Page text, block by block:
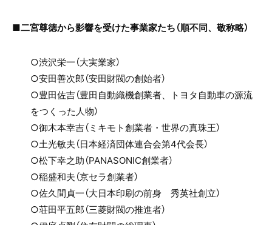
■二宮尊徳から影響を受けた事業家たち（順不同、敬称略）
○渋沢栄一（大実業家）
○安田善次郎（安田財閥の創始者）
○豊田佐吉（豊田自動織機創業者、
トヨタ自動車の源流
をつくった人物）
○御木本幸吉（ミキモト創業者・世界の真珠王）
○土光敏夫（日本経済団体連合会第4代会長）
○松下幸之助（PANASONIC創業者）
○稲盛和夫（京セラ創業者）
○佐久間貞一（大日本印刷の前身 秀英社創立）
○荘田平五郎（三菱財閥の推進者）